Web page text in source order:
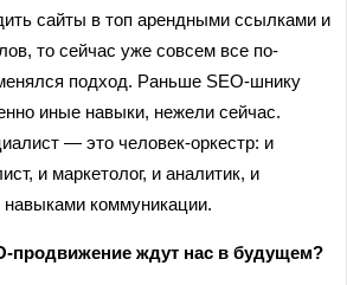
сайты в топ арендными ссылками и
то сейчас уже совсем все по-
подход. Раньше SEO-шнику
иные навыки, нежели сейчас.
— это человек-оркестр: и
и маркетолог, и аналитик, и
коммуникации.
продвижение ждут нас в будущем?